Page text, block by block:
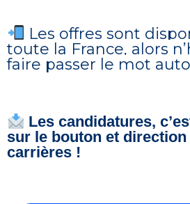
Les offres sont
toute la France, alors
faire passer le mot
Les candidatures,
sur le bouton et
carrières !